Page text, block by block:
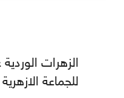
الزهرات
للجماعة